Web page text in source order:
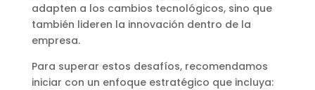
adapten a los cambios tecnológicos, sino que
también lideren la innovación dentro de la
empresa.
Para superar estos desafíos, recomendamos
iniciar con un enfoque estratégico que incluya: